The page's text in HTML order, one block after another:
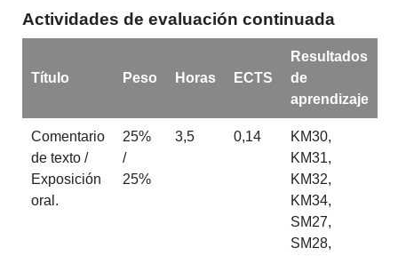
Actividades de evaluación continuada
Título Peso Horas ECTS
Resultados
de
aprendizaje
Comentario
de texto /
Exposición
oral.
25%
/
25%
3,5 0,14
KM30,
KM31,
KM32,
KM34,
SM27,
SM28,